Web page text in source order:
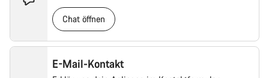
Chat öffnen
E-Mail-Kontakt